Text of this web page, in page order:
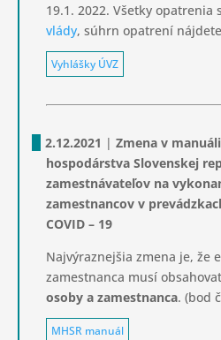
19.1. 2022. Všetky opatrenia
vlády, súhrn opatrení
Vyhlášky ÚVZ
2.12.2021 | Zmena v
hospodárstva Slovenskej
zamestnávateľov na
zamestnancov v
COVID – 19
Najvýraznejšia zmena je, že
zamestnanca musí
osoby a zamestnanca. (bod
MHSR manuál